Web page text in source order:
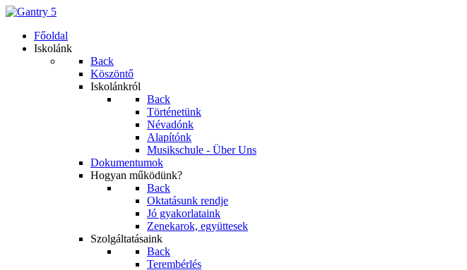
Főoldal
Iskolánk
Back
Köszöntő
Iskolánkról
Back
Történetünk
Névadónk
Alapítónk
Musikschule - Über Uns
Dokumentumok
Hogyan működünk?
Back
Oktatásunk rendje
Jó gyakorlataink
Zenekarok, együttesek
Szolgáltatásaink
Back
Terembérlés